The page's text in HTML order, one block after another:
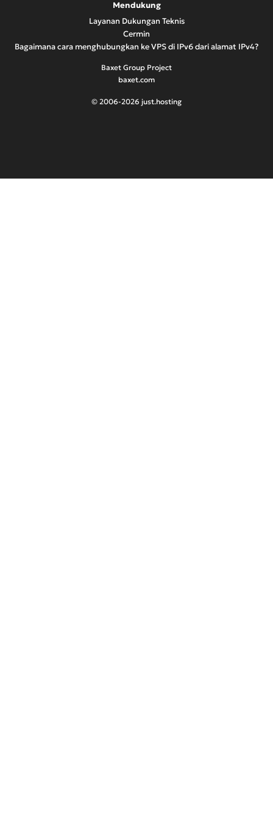
Mendukung
Layanan Dukungan Teknis
Cermin
Bagaimana cara menghubungkan ke VPS di IPv6 dari alamat IPv4?
Baxet Group Project
baxet.com
© 2006-2026 just.hosting